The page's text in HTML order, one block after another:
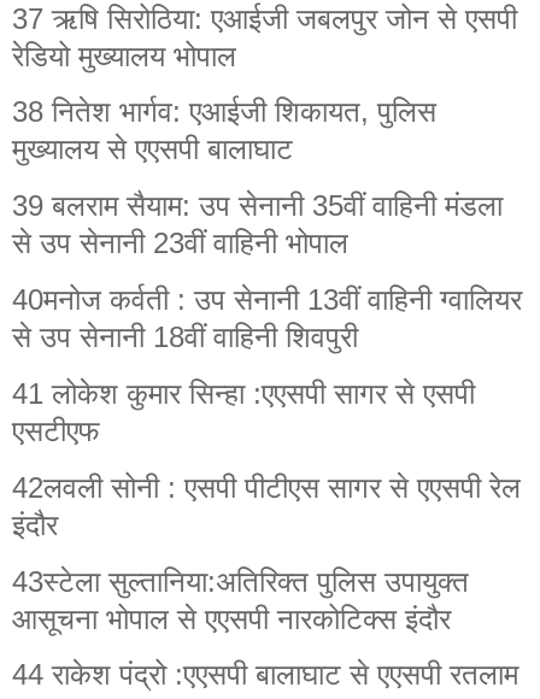
37 ऋषि सिरोठिया: एआईजी जबलपुर जोन से एसपी
रेडियो मुख्यालय भोपाल
38 नितेश भार्गव: एआईजी शिकायत, पुलिस
मुख्यालय से एएसपी बालाघाट
39 बलराम सैयाम: उप सेनानी 35वीं वाहिनी मंडला
से उप सेनानी 23वीं वाहिनी भोपाल
40मनोज कर्वती : उप सेनानी 13वीं वाहिनी ग्वालियर
से उप सेनानी 18वीं वाहिनी शिवपुरी
41 लोकेश कुमार सिन्हा :एएसपी सागर से एसपी
एसटीएफ
42लवली सोनी : एसपी पीटीएस सागर से एएसपी रेल
इंदौर
43स्टेला सुल्तानिया:अतिरिक्त पुलिस उपायुक्त
आसूचना भोपाल से एएसपी नारकोटिक्स इंदौर
44 राकेश पंद्रो :एएसपी बालाघाट से एएसपी रतलाम